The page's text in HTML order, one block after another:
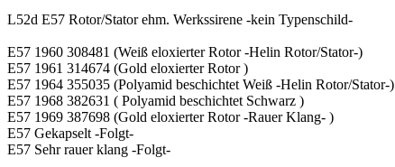
L52d E57 Rotor/Stator ehm. Werkssirene -kein Typenschild-
E57 1960 308481 (Weiß eloxierter Rotor -Helin Rotor/Stator-)
E57 1961 314674 (Gold eloxierter Rotor )
E57 1964 355035 (Polyamid beschichtet Weiß -Helin Rotor/Stator-)
E57 1968 382631 ( Polyamid beschichtet Schwarz )
E57 1969 387698 (Gold eloxierter Rotor -Rauer Klang- )
E57 Gekapselt -Folgt-
E57 Sehr rauer klang -Folgt-